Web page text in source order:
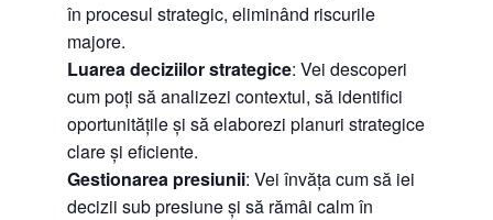
în procesul strategic, eliminând riscurile
majore.
Luarea deciziilor strategice: Vei descoperi
cum poți să analizezi contextul, să identifici
oportunitățile și să elaborezi planuri strategice
clare și eficiente.
Gestionarea presiunii: Vei învăța cum să iei
decizii sub presiune și să rămâi calm în